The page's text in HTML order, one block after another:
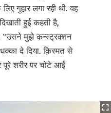
गुहार लगा रही थी. वह
हुई कहती है,
"उसने मुझे कन्स्ट्रक्शन
दे दिया. क़िस्मत से
पूरे शरीर पर चोटे आईं